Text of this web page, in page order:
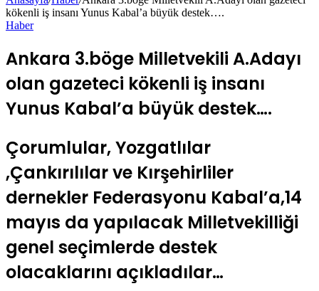
kökenli iş insanı Yunus Kabal’a büyük destek….
Haber
Ankara 3.böge Milletvekili A.Adayı
olan gazeteci kökenli iş insanı
Yunus Kabal’a büyük destek….
Çorumlular, Yozgatlılar
,Çankırılılar ve Kırşehirliler
dernekler Federasyonu Kabal’a,14
mayıs da yapılacak Milletvekilliği
genel seçimlerde destek
olacaklarını açıkladılar…